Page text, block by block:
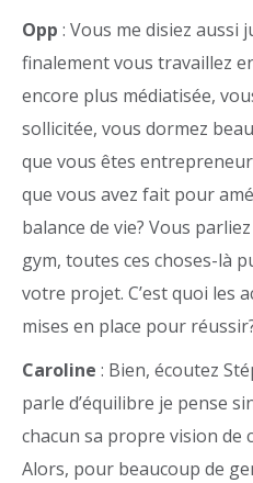
Opp : Vous me disiez aussi
finalement vous travaillez
encore plus médiatisée,
sollicitée, vous dormez
que vous êtes
que vous avez fait pour
balance de vie? Vous
gym, toutes ces choses-là
votre projet. C’est quoi les
mises en place pour
Caroline : Bien, écoutez
parle d’équilibre je pense
chacun sa propre vision de
Alors, pour beaucoup de